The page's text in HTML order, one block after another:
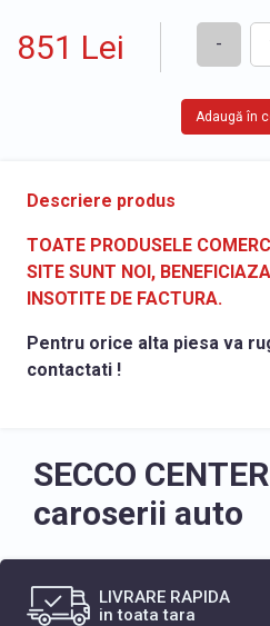
851 Lei -
Adaugă în
Descriere produs
TOATE PRODUSELE
SITE SUNT NOI,
INSOTITE DE FACTURA.
Pentru orice alta piesa va
contactati !
SECCO
caroserii auto
LIVRARE RAPIDA
in toata tara